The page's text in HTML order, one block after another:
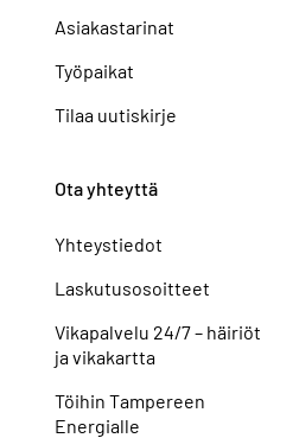
Asiakastarinat
Työpaikat
Tilaa uutiskirje
Ota yhteyttä
Yhteystiedot
Laskutusosoitteet
Vikapalvelu 24/7 – häiriöt
ja vikakartta
Töihin Tampereen
Energialle